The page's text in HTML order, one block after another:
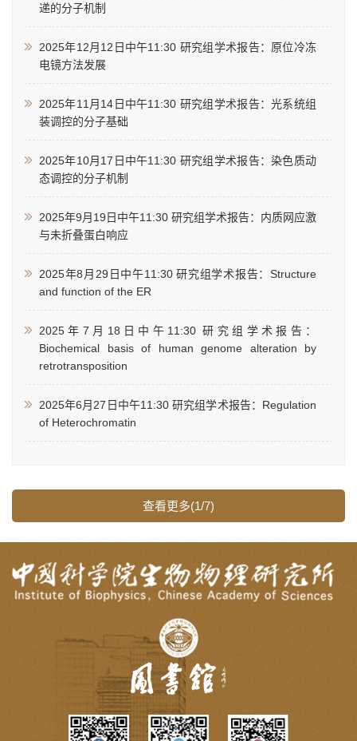
递的分子机制
2025年12月12日中午11:30 研究组学术报告：原位冷冻
电镜方法发展
2025年11月14日中午11:30 研究组学术报告：光系统组
装调控的分子基础
2025年10月17日中午11:30 研究组学术报告：染色质动
态调控的分子机制
2025年9月19日中午11:30 研究组学术报告：内质网应激
与未折叠蛋白响应
2025年8月29日中午11:30 研究组学术报告：Structure
and function of the ER
2025年7月18日中午11:30 研究组学术报告：
Biochemical basis of human genome alteration by
retrotransposition
2025年6月27日中午11:30 研究组学术报告：Regulation
of Heterochromatin
查看更多(1/7)